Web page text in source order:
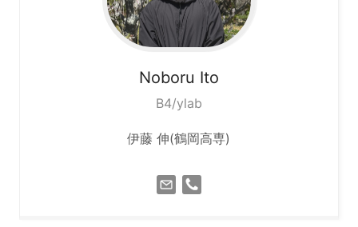
Noboru Ito
B4/ylab
伊藤 伸(鶴岡高専)